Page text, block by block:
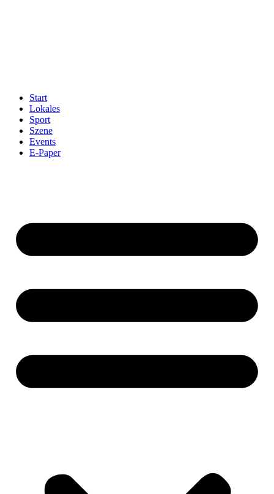
Start
Lokales
Sport
Szene
Events
E-Paper